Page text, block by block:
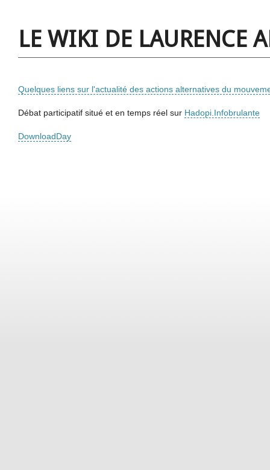
LE WIKI DE LAURENCE
Quelques liens sur l'actualité des actions alternatives du
Débat participatif situé et en temps réel sur Hadopi.Infobrulante
DownloadDay